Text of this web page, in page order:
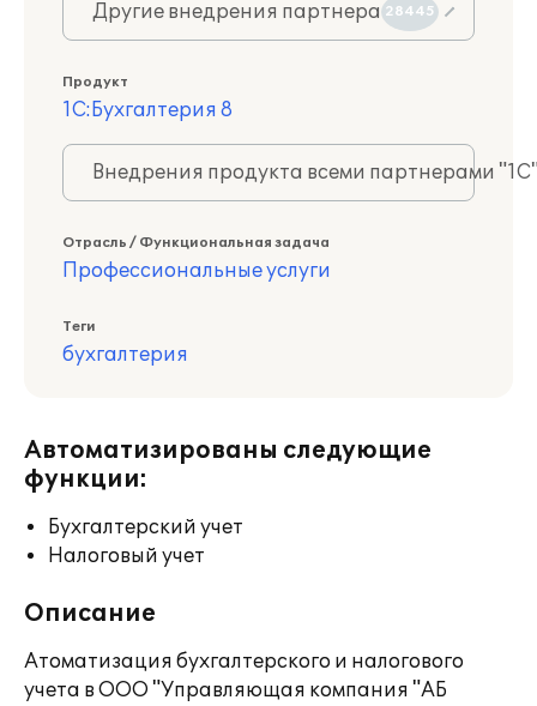
Другие внедрения партнера 28445
Продукт
1С:Бухгалтерия 8
Внедрения продукта всеми партнерами
Отрасль / Функциональная задача
Профессиональные услуги
Теги
бухгалтерия
Автоматизированы следующие
функции:
Бухгалтерский учет
Налоговый учет
Описание
Атоматизация бухгалтерского и налогового
учета в ООО "Управляющая компания "АБ